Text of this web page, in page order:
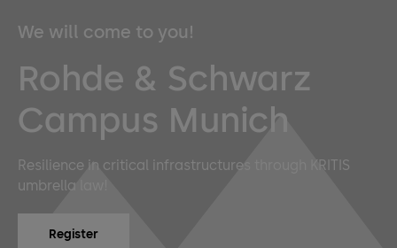
We will come to you!
Rohde & Schwarz
Campus Munich
Resilience in critical infrastructures through KRITIS
umbrella law!
Register